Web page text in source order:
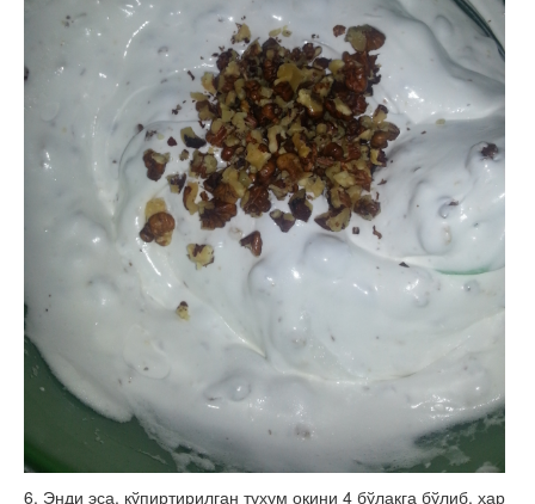
6. Энди эса, кўпиртирилган тухум оқини 4 бўлакга бўлиб, ҳар